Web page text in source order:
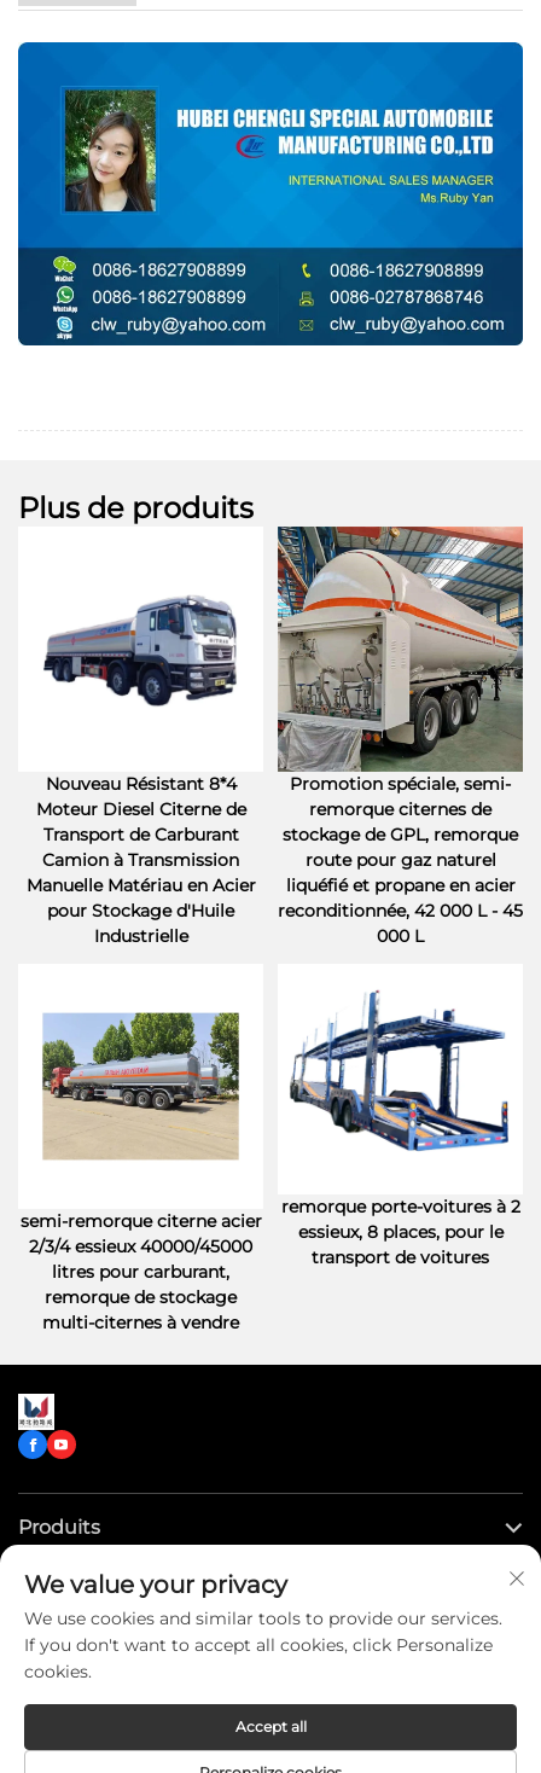
Plus de produits
Nouveau Résistant 8*4
Moteur Diesel Citerne de
Transport de Carburant
Camion à Transmission
Manuelle Matériau en Acier
pour Stockage d'Huile
Industrielle
Promotion spéciale, semi-
remorque citernes de
stockage de GPL, remorque
route pour gaz naturel
liquéfié et propane en acier
reconditionnée, 42 000 L - 45
000 L
semi-remorque citerne acier
2/3/4 essieux 40000/45000
litres pour carburant,
remorque de stockage
multi-citernes à vendre
remorque porte-voitures à 2
essieux, 8 places, pour le
transport de voitures
Produits
Liens rapides
Contactez-nous
Copyright © CLW Special Truck Sales Co.,Ltd. All Rights
We value your privacy
We use cookies and similar tools to provide our services.
If you don't want to accept all cookies, click Personalize
cookies.
Accept all